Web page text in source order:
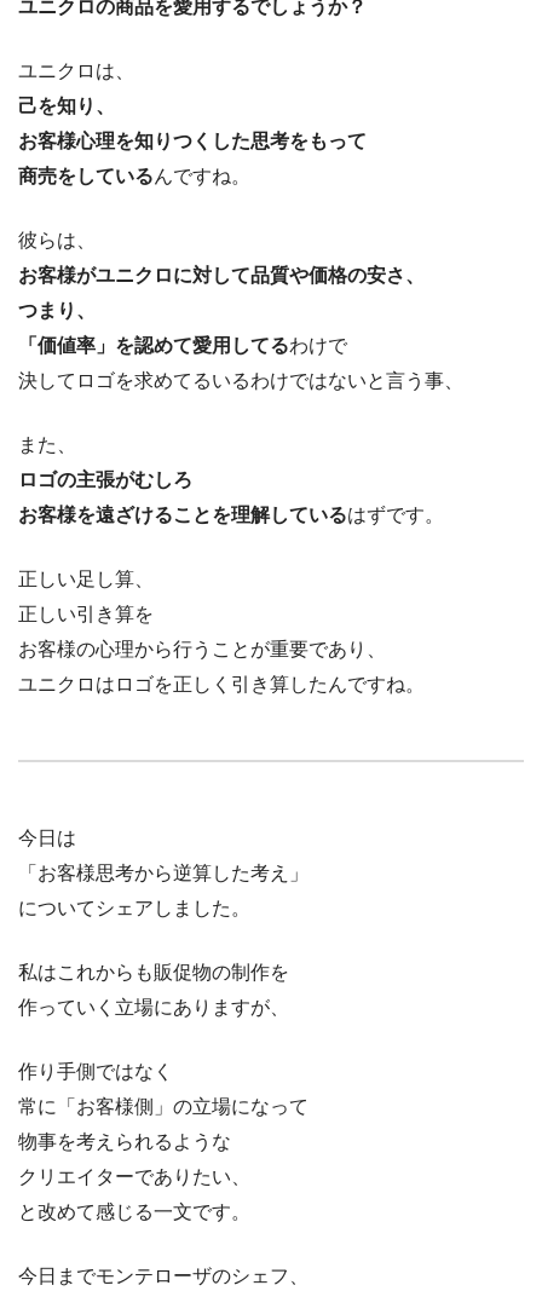
ユニクロの商品を愛用するでしょうか？
ユニクロは、
己を知り、
お客様心理を知りつくした思考をもって
商売をしているんですね。
彼らは、
お客様がユニクロに対して品質や価格の安さ、
つまり、
「価値率」を認めて愛用してるわけで
決してロゴを求めてるいるわけではないと言う事、
また、
ロゴの主張がむしろ
お客様を遠ざけることを理解しているはずです。
正しい足し算、
正しい引き算を
お客様の心理から行うことが重要であり、
ユニクロはロゴを正しく引き算したんですね。
今日は
「お客様思考から逆算した考え」
についてシェアしました。
私はこれからも販促物の制作を
作っていく立場にありますが、
作り手側ではなく
常に「お客様側」の立場になって
物事を考えられるような
クリエイターでありたい、
と改めて感じる一文です。
今日までモンテローザのシェフ、